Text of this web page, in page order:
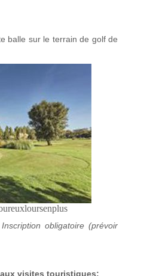
balle sur le terrain de golf de
obligatoire (prévoir
visites touristiques: